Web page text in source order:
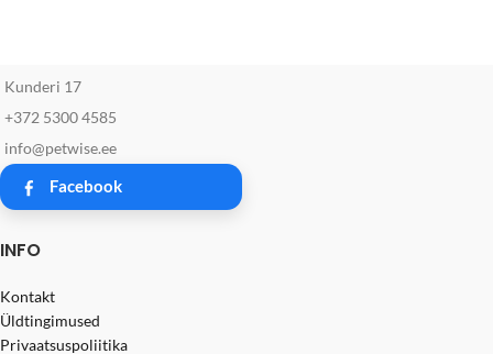
Kunderi 17
+372 5300 4585
info@petwise.ee
Facebook
INFO
Kontakt
Üldtingimused
Privaatsuspoliitika